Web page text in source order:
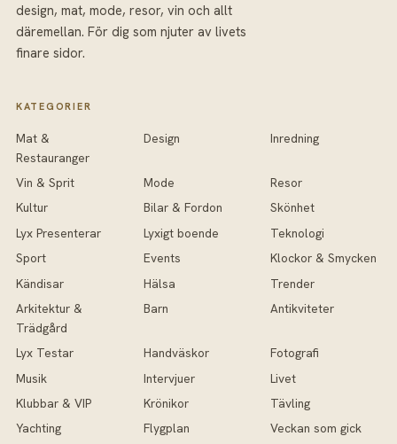
design, mat, mode, resor, vin och allt
däremellan. För dig som njuter av livets
finare sidor.
KATEGORIER
Mat &
Restauranger
Design Inredning
Vin & Sprit Mode
Resor
Kultur
Bilar & Fordon
Skönhet
Lyx Presenterar
Lyxigt boende
Teknologi
Sport
Events
Klockor & Smycken
Kändisar
Hälsa
Trender
Arkitektur &
Trädgård
Barn Antikviteter
Lyx Testar Handväskor
Fotografi
Musik
Intervjuer
Livet
Klubbar & VIP
Krönikor
Tävling
Yachting
Flygplan Veckan som gick